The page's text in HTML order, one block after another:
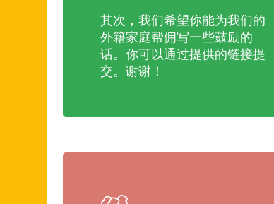
其次，我们希望你能为我们的
外籍家庭帮佣写一些鼓励的
话。你可以通过提供的链接提
交。谢谢！